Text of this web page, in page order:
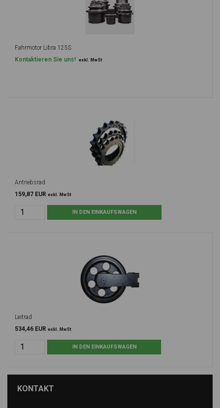
Fahrmotor Libra 125S
Kontaktieren Sie uns! exkl. MwSt
Antriebsrad
159,87 EUR exkl. MwSt
Leitrad
534,46 EUR exkl. MwSt
KONTAKT